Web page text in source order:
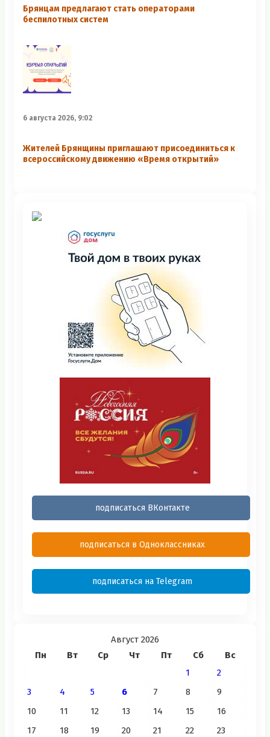
Брянцам предлагают стать оперaторами
бeспилотных систeм
6 августа 2026, 9:02
Жителей Брянщины приглашают присоединиться к
всероссийскому движению «Время открытий»
подписаться ВКонтакте
подписаться в Одноклассниках
подписаться на Telegram
Август 2026
Пн
Вт Ср Чт Пт Сб
Вс
1
2
3
4 5 6 7 8
9
10
11 12 13 14 15
16
17
18 19 20 21 22 23